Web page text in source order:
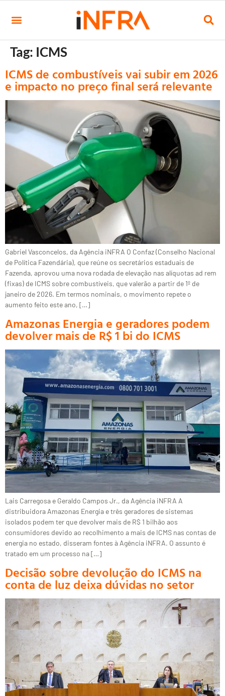
Tag: ICMS
ICMS de combustíveis vai subir em 2026
e impacto no preço final será relevante
Gabriel Vasconcelos, da Agência iNFRA O Confaz (Conselho Nacional
de Política Fazendária), que reúne os secretários estaduais de
Fazenda, aprovou uma nova rodada de elevação nas alíquotas ad rem
(fixas) de ICMS sobre combustíveis, que valerão a partir de 1º de
janeiro de 2026. Em termos nominais, o movimento repete o
aumento feito este ano, […]
Amazonas Energia e geradores podem
devolver mais de R$ 1 bi do ICMS
Lais Carregosa e Geraldo Campos Jr., da Agência iNFRA A
distribuidora Amazonas Energia e três geradores de sistemas
isolados podem ter que devolver mais de R$ 1 bilhão aos
consumidores devido ao recolhimento a mais de ICMS nas contas de
energia no estado, disseram fontes à Agência iNFRA. O assunto é
tratado em um processo na […]
Decisão sobre devolução do ICMS na
conta de luz deixa dúvidas no setor